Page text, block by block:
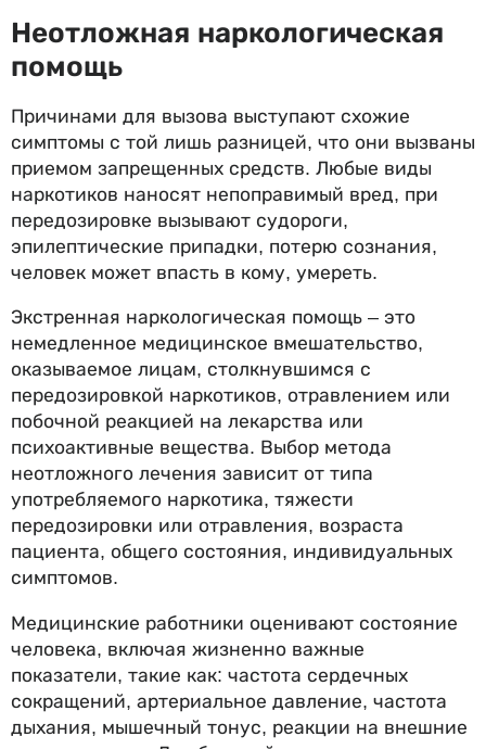
Неотложная наркологическая
помощь
Причинами для вызова выступают схожие
симптомы с той лишь разницей, что они вызваны
приемом запрещенных средств. Любые виды
наркотиков наносят непоправимый вред, при
передозировке вызывают судороги,
эпилептические припадки, потерю сознания,
человек может впасть в кому, умереть.
Экстренная наркологическая помощь – это
немедленное медицинское вмешательство,
оказываемое лицам, столкнувшимся с
передозировкой наркотиков, отравлением или
побочной реакцией на лекарства или
психоактивные вещества. Выбор метода
неотложного лечения зависит от типа
употребляемого наркотика, тяжести
передозировки или отравления, возраста
пациента, общего состояния, индивидуальных
симптомов.
Медицинские работники оценивают состояние
человека, включая жизненно важные
показатели, такие как: частота сердечных
сокращений, артериальное давление, частота
дыхания, мышечный тонус, реакции на внешние